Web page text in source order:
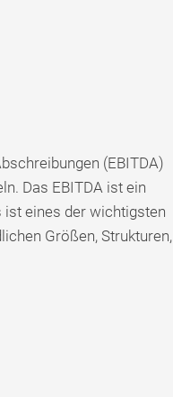
(EBITDA)
Das EBITDA ist ein
ist eines der wichtigsten
Größen, Strukturen,